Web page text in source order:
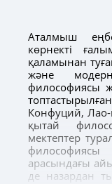
Аталмыш
көрнекті
қаламынан
және
философиясы
Конфуций,
қытай
мектептер
арасындағы
де назардан